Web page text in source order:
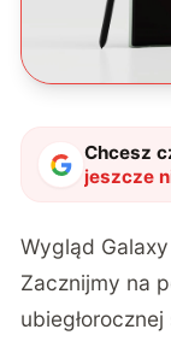
Chcesz
jeszcze
wiedzieć
Wygląd
Zacznijmy na